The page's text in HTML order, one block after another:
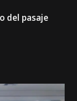
del pasaje